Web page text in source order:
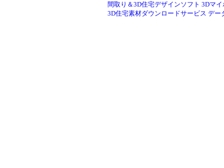
間取り＆3D住宅デザインソフト 3Dマ
3D住宅素材ダウンロードサービス デー